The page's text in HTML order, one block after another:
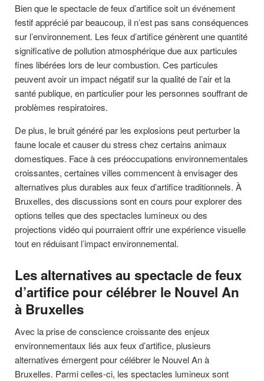
Bien que le spectacle de feux d’artifice soit un événement
festif apprécié par beaucoup, il n’est pas sans conséquences
sur l’environnement. Les feux d’artifice génèrent une quantité
significative de pollution atmosphérique due aux particules
fines libérées lors de leur combustion. Ces particules
peuvent avoir un impact négatif sur la qualité de l’air et la
santé publique, en particulier pour les personnes souffrant de
problèmes respiratoires.
De plus, le bruit généré par les explosions peut perturber la
faune locale et causer du stress chez certains animaux
domestiques. Face à ces préoccupations environnementales
croissantes, certaines villes commencent à envisager des
alternatives plus durables aux feux d’artifice traditionnels. À
Bruxelles, des discussions sont en cours pour explorer des
options telles que des spectacles lumineux ou des
projections vidéo qui pourraient offrir une expérience visuelle
tout en réduisant l’impact environnemental.
Les alternatives au spectacle de feux
d’artifice pour célébrer le Nouvel An
à Bruxelles
Avec la prise de conscience croissante des enjeux
environnementaux liés aux feux d’artifice, plusieurs
alternatives émergent pour célébrer le Nouvel An à
Bruxelles. Parmi celles-ci, les spectacles lumineux sont